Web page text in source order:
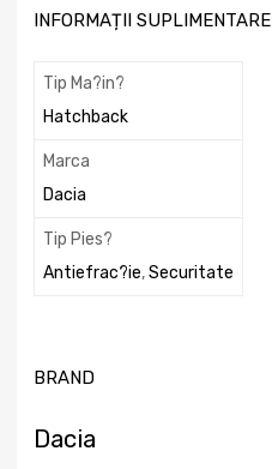
INFORMAȚII SUPLIMENTARE
Tip Ma?in?
Hatchback
Marca
Dacia
Tip Pies?
Antiefrac?ie,Securitate
BRAND
Dacia